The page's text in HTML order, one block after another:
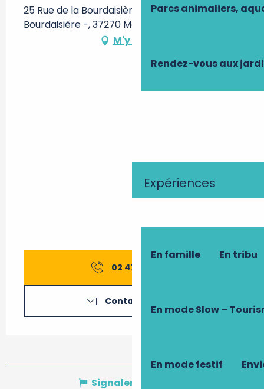
Parcs animaliers,
Rendez-vous aux
Expériences
En famille En tribu
En mode Slow –
En mode festif
25 Rue de la Bourdaisière, Château de la
Bourdaisière -, 37270 Montlouis-sur-Loire
M'y rendre
02 47 45 16
Contactez-nous
Signaler une erreur